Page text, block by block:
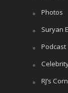
Photos
Suryan
Podcast
RJ’s